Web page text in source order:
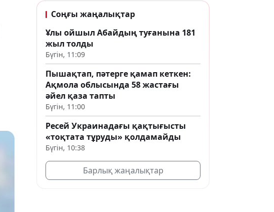
Соңғы жаңалықтар
Ұлы ойшыл Абайдың туғанына 181
жыл толды
Бүгін, 11:09
Пышақтап, пәтерге қамап кеткен:
Ақмола облысында 58 жастағы
әйел қаза тапты
Бүгін, 11:00
Ресей Украинадағы қақтығысты
«тоқтата тұруды» қолдамайды
Бүгін, 10:38
Барлық жаңалықтар